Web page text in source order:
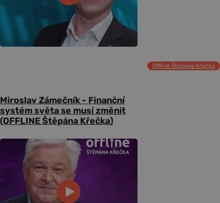
Offline Štěpána Křečka
Miroslav Zámečník - Finanční
systém světa se musí změnit
(OFFLINE Štěpána Křečka)